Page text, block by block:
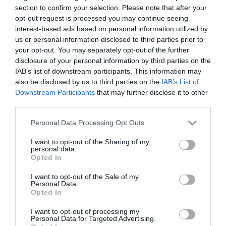
section to confirm your selection. Please note that after your
opt-out request is processed you may continue seeing
interest-based ads based on personal information utilized by
us or personal information disclosed to third parties prior to
your opt-out. You may separately opt-out of the further
disclosure of your personal information by third parties on the
IAB’s list of downstream participants. This information may
also be disclosed by us to third parties on the IAB’s List of
Downstream Participants that may further disclose it to other
Personal Data Processing Opt Outs
I want to opt-out of the Sharing of my
personal data.
Opted In
I want to opt-out of the Sale of my
Personal Data.
Opted In
I want to opt-out of processing my
Personal Data for Targeted Advertising.
Det mesta finns en del att hitta i köksaffärer och
vanliga livsmedelsaffärer. Det mesta kan dock
beställas på nätet ex. ett set med allt du behöver för
att göra egna majstortillas (som majsmjöl Masa
Harina och tortillapress), olika chilisorter med mera
hittar du på Andale.se. Vidare kan man beställa
Arbolchili och Chipotlechili mfl chilis från
Chilihouse.dk
. Eller leta lite på Google så hittar du
Du kan välja och laga de flesta
tillbehören i god tid
Välj några eller alla av nedan tillbehör och fixa en
god middag eller buffé. Använd till tilltugg och
förrätt ovan och/eller vidare till
pulled beefeller